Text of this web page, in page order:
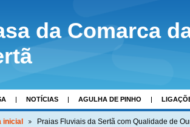
da Comarca
NOTÍCIAS AGULHA DE PINHO
inicial Praias Fluviais da Sertã com Qualidade de